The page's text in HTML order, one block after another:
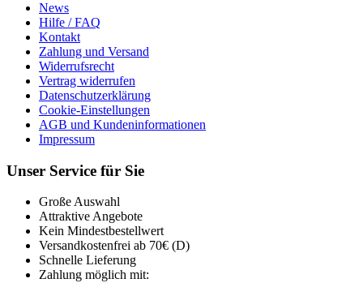
News
Hilfe / FAQ
Kontakt
Zahlung und Versand
Widerrufsrecht
Vertrag widerrufen
Datenschutzerklärung
Cookie-Einstellungen
AGB und Kundeninformationen
Impressum
Unser Service für Sie
Große Auswahl
Attraktive Angebote
Kein Mindestbestellwert
Versandkostenfrei ab 70€ (D)
Schnelle Lieferung
Zahlung möglich mit: